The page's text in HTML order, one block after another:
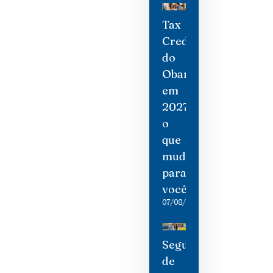
Tax
Credit
do
Obamacare
em
2027:
o
que
mudou
para
você
07/08/2026
Seguro
de